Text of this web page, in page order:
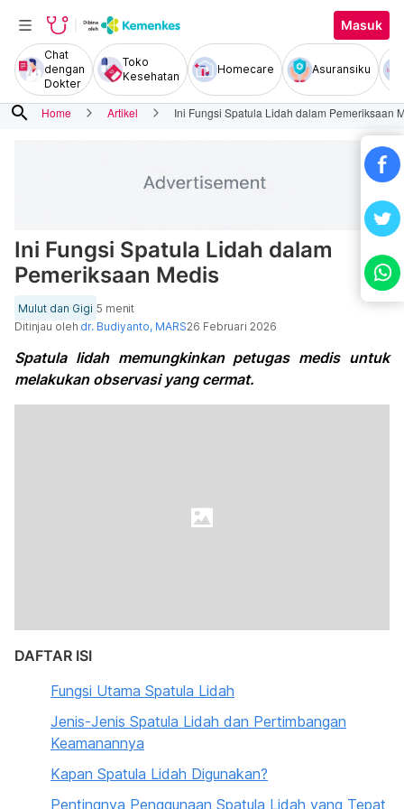
Masuk
Chat
dengan
Dokter
Toko
Kesehatan
Homecare Asuransiku
search Home Artikel Ini Fungsi Spatula Lidah dalam Pemeriksaan
Ini Fungsi Spatula Lidah dalam
Pemeriksaan Medis
Mulut dan Gigi 5 menit
Ditinjau oleh dr. Budiyanto, MARS26 Februari 2026
Spatula lidah memungkinkan petugas medis untuk
melakukan observasi yang cermat.
DAFTAR ISI
Fungsi Utama Spatula Lidah
Jenis-Jenis Spatula Lidah dan Pertimbangan
Keamanannya
Kapan Spatula Lidah Digunakan?
Pentingnya Penggunaan Spatula Lidah yang Tepat